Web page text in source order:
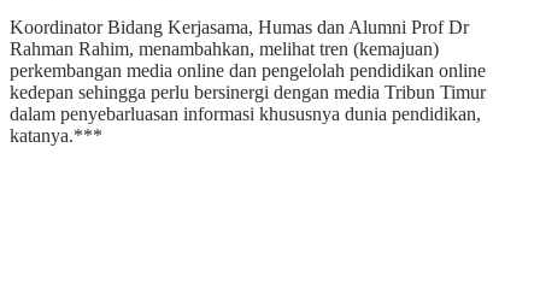
Koordinator Bidang Kerjasama, Humas dan Alumni Prof Dr
Rahman Rahim, menambahkan, melihat tren (kemajuan)
perkembangan media online dan pengelolah pendidikan online
kedepan sehingga perlu bersinergi dengan media Tribun Timur
dalam penyebarluasan informasi khususnya dunia pendidikan,
katanya.***